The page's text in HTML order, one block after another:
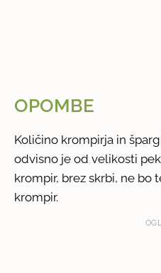
OPOMBE
Količino krompirja in
odvisno je od velikosti
krompir, brez skrbi, ne bo
krompir.